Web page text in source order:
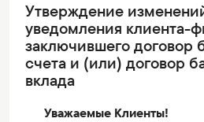
Утверждение
уведомления клиента-
заключившего договор
счета и (или) договор
вклада
Уважаемые Клиенты!